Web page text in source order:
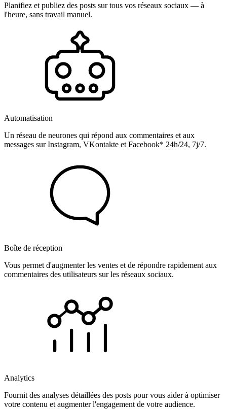
Planifiez et publiez des posts sur tous vos réseaux sociaux — à
l'heure, sans travail manuel.
Automatisation
Un réseau de neurones qui répond aux commentaires et aux
messages sur Instagram, VKontakte et Facebook* 24h/24, 7j/7.
Boîte de réception
Vous permet d'augmenter les ventes et de répondre rapidement aux
commentaires des utilisateurs sur les réseaux sociaux.
Analytics
Fournit des analyses détaillées des posts pour vous aider à optimiser
votre contenu et augmenter l'engagement de votre audience.